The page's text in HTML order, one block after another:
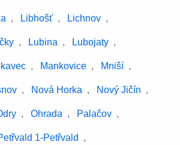
, Libhošť , Lichnov ,
, Lubina , Lubojaty ,
, Mankovice , Mniší ,
, Nová Horka , Nový Jičín ,
, Ohrada , Palačov ,
1-Petřvald ,